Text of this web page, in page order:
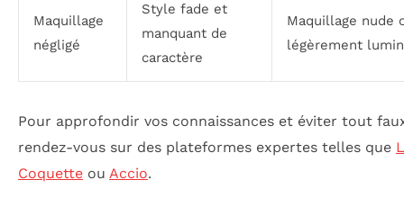
Maquillage
négligé
Style fade et
manquant de
caractère
Maquillage nude
légèrement
Pour approfondir vos connaissances et éviter tout
rendez-vous sur des plateformes expertes telles que
Coquette ou Accio.